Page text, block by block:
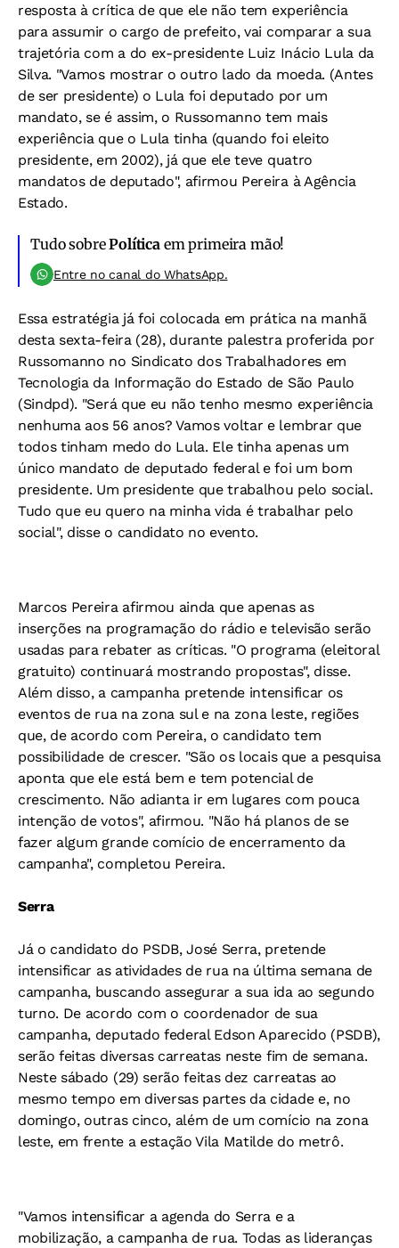
resposta à crítica de que ele não tem experiência
para assumir o cargo de prefeito, vai comparar a sua
trajetória com a do ex-presidente Luiz Inácio Lula da
Silva. "Vamos mostrar o outro lado da moeda. (Antes
de ser presidente) o Lula foi deputado por um
mandato, se é assim, o Russomanno tem mais
experiência que o Lula tinha (quando foi eleito
presidente, em 2002), já que ele teve quatro
mandatos de deputado", afirmou Pereira à Agência
Estado.
Tudo sobrePolítica em primeira mão!
Entre no canal do WhatsApp.
Essa estratégia já foi colocada em prática na manhã
desta sexta-feira (28), durante palestra proferida por
Russomanno no Sindicato dos Trabalhadores em
Tecnologia da Informação do Estado de São Paulo
(Sindpd). "Será que eu não tenho mesmo experiência
nenhuma aos 56 anos? Vamos voltar e lembrar que
todos tinham medo do Lula. Ele tinha apenas um
único mandato de deputado federal e foi um bom
presidente. Um presidente que trabalhou pelo social.
Tudo que eu quero na minha vida é trabalhar pelo
social", disse o candidato no evento.
Marcos Pereira afirmou ainda que apenas as
inserções na programação do rádio e televisão serão
usadas para rebater as críticas. "O programa (eleitoral
gratuito) continuará mostrando propostas", disse.
Além disso, a campanha pretende intensificar os
eventos de rua na zona sul e na zona leste, regiões
que, de acordo com Pereira, o candidato tem
possibilidade de crescer. "São os locais que a pesquisa
aponta que ele está bem e tem potencial de
crescimento. Não adianta ir em lugares com pouca
intenção de votos", afirmou. "Não há planos de se
fazer algum grande comício de encerramento da
campanha", completou Pereira.
Serra
Já o candidato do PSDB, José Serra, pretende
intensificar as atividades de rua na última semana de
campanha, buscando assegurar a sua ida ao segundo
turno. De acordo com o coordenador de sua
campanha, deputado federal Edson Aparecido (PSDB),
serão feitas diversas carreatas neste fim de semana.
Neste sábado (29) serão feitas dez carreatas ao
mesmo tempo em diversas partes da cidade e, no
domingo, outras cinco, além de um comício na zona
leste, em frente a estação Vila Matilde do metrô.
"Vamos intensificar a agenda do Serra e a
mobilização, a campanha de rua. Todas as lideranças